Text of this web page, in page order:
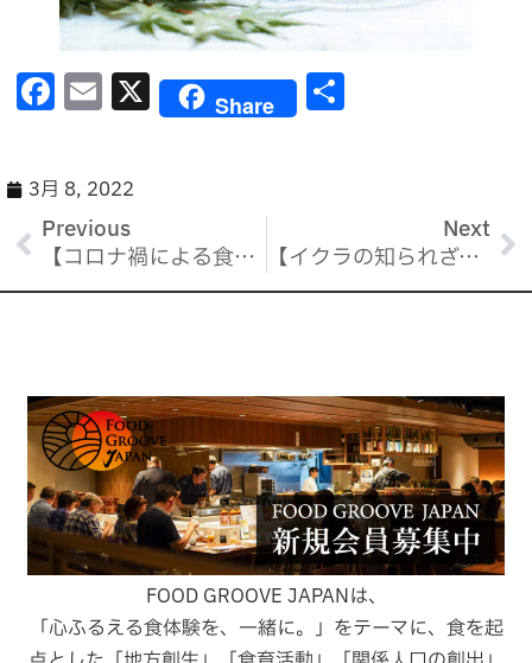
F
a
c
e
b
o
E
m
l
X Share
3月 8, 2022
Previous
【コロナ禍による食生活の変化】
Next
【イクラの知られざる能力（前編）】
FOOD GROOVE JAPANは、
「心ふるえる食体験を、一緒に。」をテーマに、食を起